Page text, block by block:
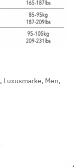
, Luxusmarke, Men,